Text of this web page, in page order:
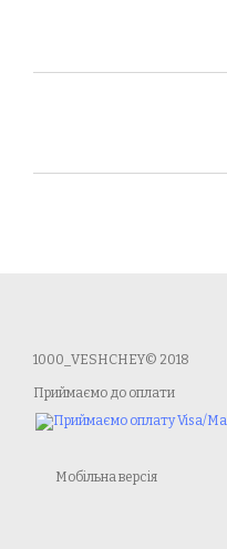
1000_VESHCHEY© 2018
Приймаємо до оплати
Мобільна версія